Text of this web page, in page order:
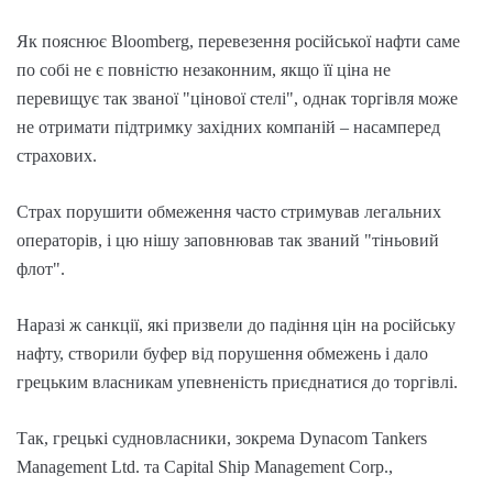
Як пояснює Bloomberg, перевезення російської нафти саме
по собі не є повністю незаконним, якщо її ціна не
перевищує так званої "цінової стелі", однак торгівля може
не отримати підтримку західних компаній – насамперед
страхових.
Страх порушити обмеження часто стримував легальних
операторів, і цю нішу заповнював так званий "тіньовий
флот".
Наразі ж санкції, які призвели до падіння цін на російську
нафту, створили буфер від порушення обмежень і дало
грецьким власникам упевненість приєднатися до торгівлі.
Так, грецькі судновласники, зокрема Dynacom Tankers
Management Ltd. та Capital Ship Management Corp.,